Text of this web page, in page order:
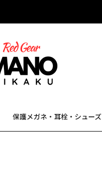
保護メガネ・耳栓・シューズ